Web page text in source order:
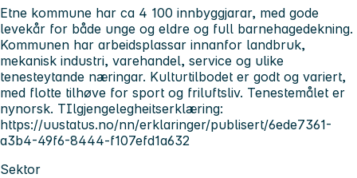
Etne kommune har ca 4 100 innbyggjarar, med gode
levekår for både unge og eldre og full barnehagedekning.
Kommunen har arbeidsplassar innanfor landbruk,
mekanisk industri, varehandel, service og ulike
tenesteytande næringar. Kulturtilbodet er godt og variert,
med flotte tilhøve for sport og friluftsliv. Tenestemålet er
nynorsk. TIlgjengelegheitserklæring:
https://uustatus.no/nn/erklaringer/publisert/6ede7361-
a3b4-49f6-8444-f107efd1a632
Sektor